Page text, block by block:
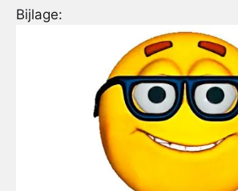
Bijlage: